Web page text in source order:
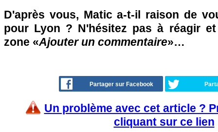
D'après vous, Matic a-t-il raison de
pour Lyon ? N'hésitez pas à réagir
zone «Ajouter un commentaire»…
Partager sur Facebook
Un problème avec cet article ?
cliquant sur ce lien